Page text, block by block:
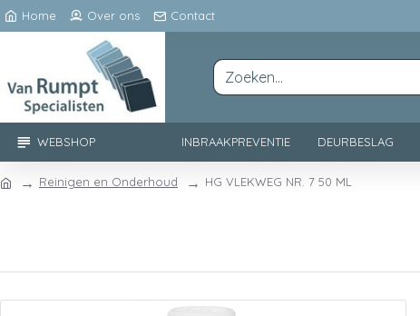
Home Over ons Contact
WEBSHOP INBRAAKPREVENTIE DEURBESLAG
Reinigen en Onderhoud HG VLEKWEG NR. 7 50 ML